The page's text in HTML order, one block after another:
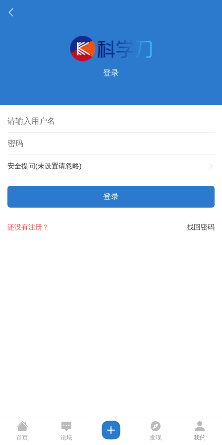
登录
安全提问(未设置请忽略)
登录
找回密码
还没有注册？
首页 论坛 发现 我的